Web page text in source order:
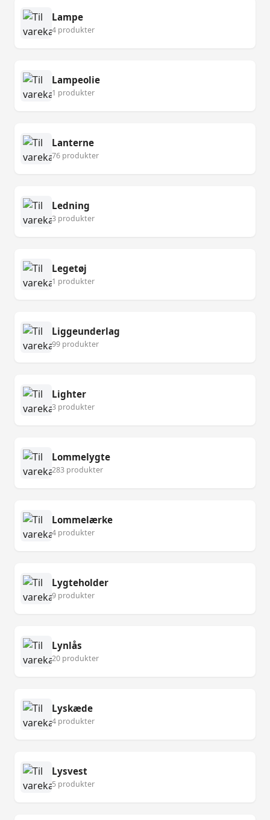
Lampe
4 produkter
Lampeolie
1 produkter
Lanterne
76 produkter
Ledning
3 produkter
Legetøj
1 produkter
Liggeunderlag
99 produkter
Lighter
3 produkter
Lommelygte
283 produkter
Lommelærke
4 produkter
Lygteholder
9 produkter
Lynlås
20 produkter
Lyskæde
4 produkter
Lysvest
5 produkter